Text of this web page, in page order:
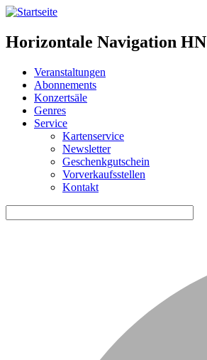
Horizontale Navigation HN
Veranstaltungen
Abonnements
Konzertsäle
Genres
Service
Kartenservice
Newsletter
Geschenkgutschein
Vorverkaufsstellen
Kontakt